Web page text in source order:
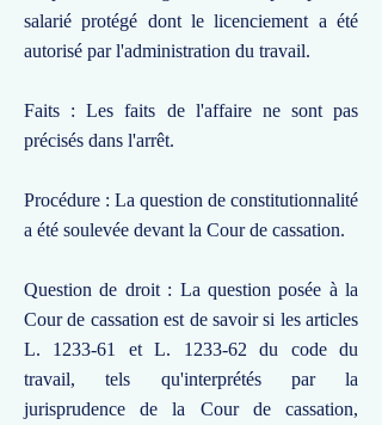
salarié protégé dont le licenciement a été
autorisé par l'administration du travail.
Faits : Les faits de l'affaire ne sont pas
précisés dans l'arrêt.
Procédure : La question de constitutionnalité
a été soulevée devant la Cour de cassation.
Question de droit : La question posée à la
Cour de cassation est de savoir si les articles
L. 1233-61 et L. 1233-62 du code du
travail, tels qu'interprétés par la
jurisprudence de la Cour de cassation,